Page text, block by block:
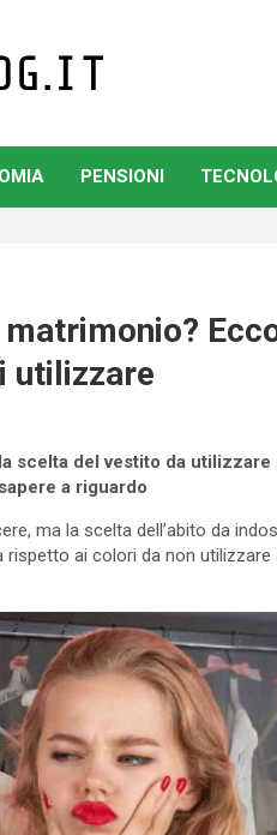
PENSIONI
utilizzare
scelta del vestito da
a riguardo
ma la scelta dell’abito da
ai colori da non